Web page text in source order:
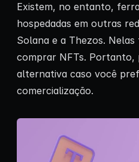
Existem, no entanto,
hospedadas em outras
Solana e a Thezos.
comprar NFTs. Portanto,
alternativa caso você
comercialização.